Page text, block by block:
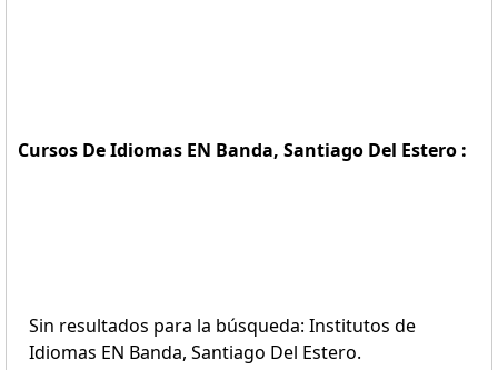
Cursos De Idiomas EN Banda, Santiago Del Estero :
Sin resultados para la búsqueda: Institutos de
Idiomas EN Banda, Santiago Del Estero.